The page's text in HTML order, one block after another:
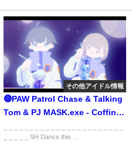
その他アイドル情報
🔴PAW Patrol Chase & Talking
Tom & PJ MASK.exe - Coffin
_ _ _ _ _ SH Dance this ...